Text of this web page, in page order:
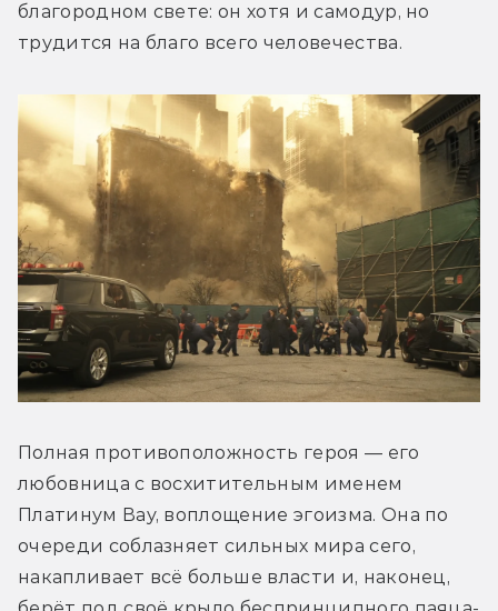
благородном свете: он хотя и самодур, но
трудится на благо всего человечества.
Полная противоположность героя — его
любовница с восхитительным именем
Платинум Вау, воплощение эгоизма. Она по
очереди соблазняет сильных мира сего,
накапливает всё больше власти и, наконец,